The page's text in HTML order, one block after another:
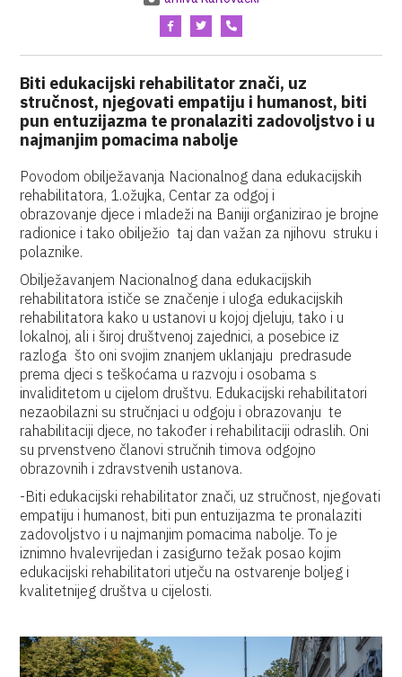
Biti edukacijski rehabilitator znači, uz
stručnost, njegovati empatiju i humanost, biti
pun entuzijazma te pronalaziti zadovoljstvo i u
najmanjim pomacima nabolje
Povodom obilježavanja Nacionalnog dana edukacijskih
rehabilitatora, 1.ožujka, Centar za odgoj i
obrazovanje djece i mladeži na Baniji organizirao je brojne
radionice i tako obilježio taj dan važan za njihovu struku i
polaznike.
Obilježavanjem Nacionalnog dana edukacijskih
rehabilitatora ističe se značenje i uloga edukacijskih
rehabilitatora kako u ustanovi u kojoj djeluju, tako i u
lokalnoj, ali i široj društvenoj zajednici, a posebice iz
razloga što oni svojim znanjem uklanjaju predrasude
prema djeci s teškoćama u razvoju i osobama s
invaliditetom u cijelom društvu. Edukacijski rehabilitatori
nezaobilazni su stručnjaci u odgoju i obrazovanju te
rahabilitaciji djece, no također i rehabilitaciji odraslih. Oni
su prvenstveno članovi stručnih timova odgojno
obrazovnih i zdravstvenih ustanova.
-Biti edukacijski rehabilitator znači, uz stručnost, njegovati
empatiju i humanost, biti pun entuzijazma te pronalaziti
zadovoljstvo i u najmanjim pomacima nabolje. To je
iznimno hvalevrijedan i zasigurno težak posao kojim
edukacijski rehabilitatori utječu na ostvarenje boljeg i
kvalitetnijeg društva u cijelosti.